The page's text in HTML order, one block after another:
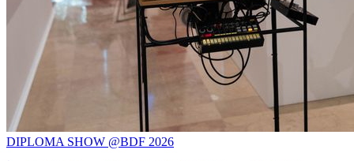
DIPLOMA SHOW @BDF 2026